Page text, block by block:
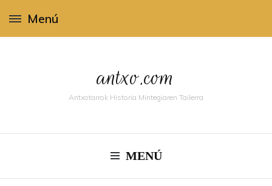
Menú
antxo.com
Antxotarrok Historia Mintegiaren Tailerra
MENÚ